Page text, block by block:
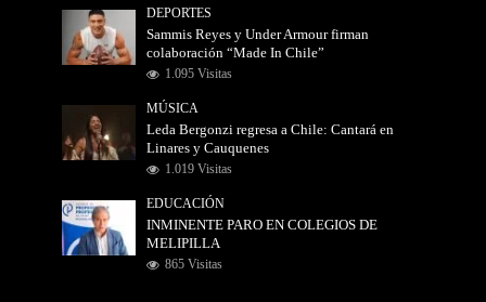
DEPORTES
Sammis Reyes y Under Armour firman
colaboración “Made In Chile”
1.095 Visitas
MÚSICA
Leda Bergonzi regresa a Chile: Cantará en
Linares y Cauquenes
1.019 Visitas
EDUCACIÓN
INMINENTE PARO EN COLEGIOS DE
MELIPILLA
865 Visitas